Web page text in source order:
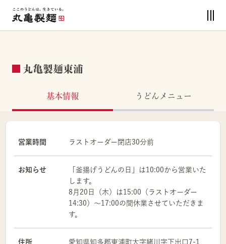
丸亀製麺東浦
基本情報 うどんメニュー
営業時間 ラストオーダー閉店30分前
お知らせ
「釜揚げうどんの日」は10:00から営業いた
します。
8月20日（木）は15:00（ラストオーダー
14:30）～17:00の間休業させていただきま
す。
住所 愛知県知多郡東浦町大字緒川字下出口7-1